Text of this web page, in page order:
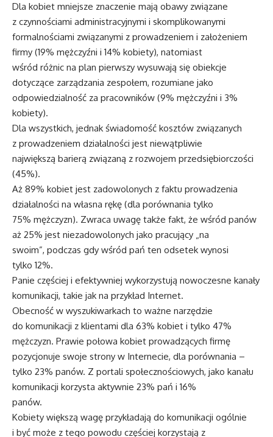
Dla kobiet mniejsze znaczenie mają obawy związane
z czynnościami administracyjnymi i skomplikowanymi
formalnościami związanymi z prowadzeniem i założeniem
firmy (19% mężczyźni i 14% kobiety), natomiast
wśród różnic na plan pierwszy wysuwają się obiekcje
dotyczące zarządzania zespołem, rozumiane jako
odpowiedzialność za pracowników (9% mężczyźni i 3%
kobiety).
Dla wszystkich, jednak świadomość kosztów związanych
z prowadzeniem działalności jest niewątpliwie
największą barierą związaną z rozwojem przedsiębiorczości
(45%).
Aż 89% kobiet jest zadowolonych z faktu prowadzenia
działalności na własna rękę (dla porównania tylko
75% mężczyzn). Zwraca uwagę także fakt, że wśród panów
aż 25% jest niezadowolonych jako pracujący „na
swoim”, podczas gdy wśród pań ten odsetek wynosi
tylko 12%.
Panie częściej i efektywniej wykorzystują nowoczesne kanały
komunikacji, takie jak na przykład Internet.
Obecność w wyszukiwarkach to ważne narzędzie
do komunikacji z klientami dla 63% kobiet i tylko 47%
mężczyzn. Prawie połowa kobiet prowadzących firmę
pozycjonuje swoje strony w Internecie, dla porównania –
tylko 23% panów. Z portali społecznościowych, jako kanału
komunikacji korzysta aktywnie 23% pań i 16%
panów.
Kobiety większą wagę przykładają do komunikacji ogólnie
i być może z tego powodu częściej korzystają z